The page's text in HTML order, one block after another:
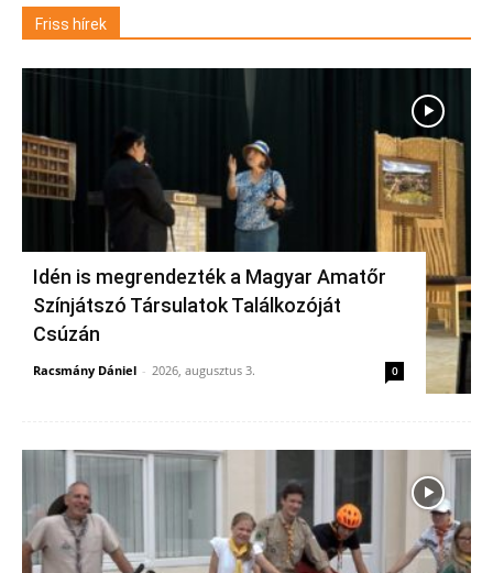
Friss hírek
Idén is megrendezték a Magyar Amatőr
Színjátszó Társulatok Találkozóját
Csúzán
Racsmány Dániel - 2026, augusztus 3. 0